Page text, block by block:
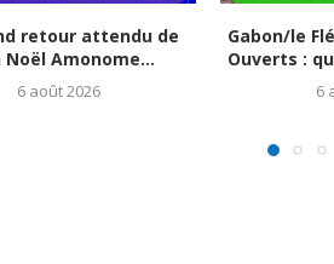
retour attendu de
Noël Amonome...
6 août 2026
Gabon/le
Ouverts :
6